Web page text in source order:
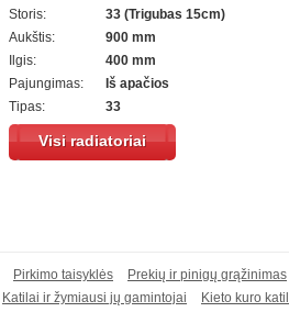
Storis:
33 (Trigubas 15cm)
Aukštis:
900 mm
Ilgis:
400 mm
Pajungimas:
Iš apačios
Tipas:
33
Visi radiatoriai
Pirkimo taisyklės
Prekių ir pinigų grąžinimas
Katilai ir žymiausi jų gamintojai Kieto kuro